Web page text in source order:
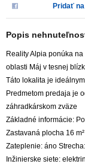
PRIPOMIENKY
Pridať
Popis
Reality Alpia ponúka
oblasti Máj v tesnej
Táto lokalita je
Predmetom predaja je
záhradkárskom zväze
Základné informácie:
Zastavaná plocha 16
Zateplenie: áno
Inžinierske siete: